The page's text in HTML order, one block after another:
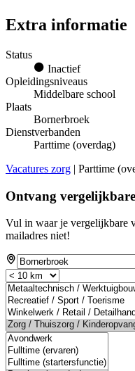
Extra informatie
Status
Inactief
Opleidingsniveaus
Middelbare school
Plaats
Bornerbroek
Dienstverbanden
Parttime (overdag)
Vacatures zorg | Parttime
Ontvang
Vul in waar je vergelijkbare
mailadres niet!